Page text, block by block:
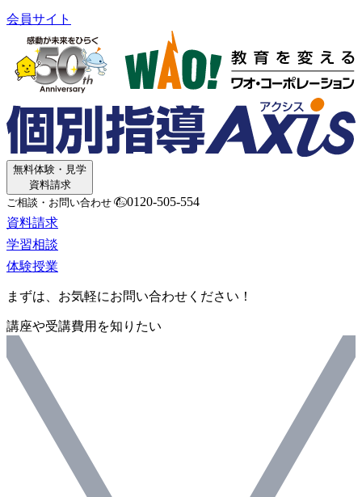
会員サイト
無料体験・見学
資料請求
ご相談・お問い合わせ
0120-505-554
資料請求
学習相談
体験授業
まずは、お気軽にお問い合わせください！
講座や受講費用を知りたい